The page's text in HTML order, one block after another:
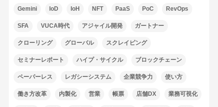
Gemini IoD IoH NFT PaaS PoC RevOps
SFA VUCA時代 アジャイル開発 ガートナー
クローリング グローバル スクレイピング
セミナーレポート ハイプ・サイクル ブロックチェーン
ペーパーレス レガシーシステム 企業競争力 使い方
働き方改革 内製化 営業 帳票 店舗DX 業務可視化